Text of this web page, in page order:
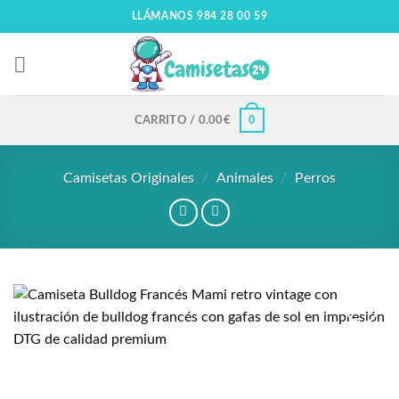
LLÁMANOS 984 28 00 59
CARRITO / 0.00€ 0
Camisetas Originales / Animales / Perros